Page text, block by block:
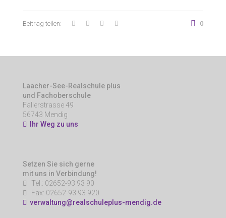
Beitrag teilen: 0
Laacher-See-Realschule plus
und Fachoberschule
Fallerstrasse 49
56743 Mendig
Ihr Weg zu uns
Setzen Sie sich gerne
mit uns in Verbindung!
Tel.: 02652-93 93 90
Fax: 02652-93 93 920
verwaltung@realschuleplus-mendig.de